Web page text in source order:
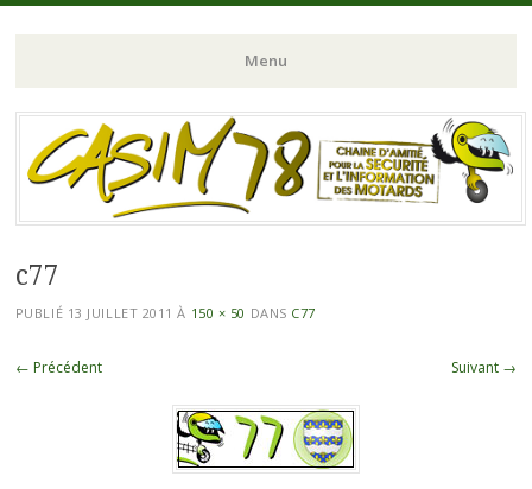
Menu
Aller
au
contenu
c77
PUBLIÉ 13 JUILLET 2011 À 150 × 50 DANS C77
← Précédent Suivant →